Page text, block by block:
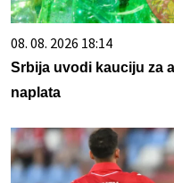
08. 08. 2026 18:14
Srbija uvodi kauciju za
naplata